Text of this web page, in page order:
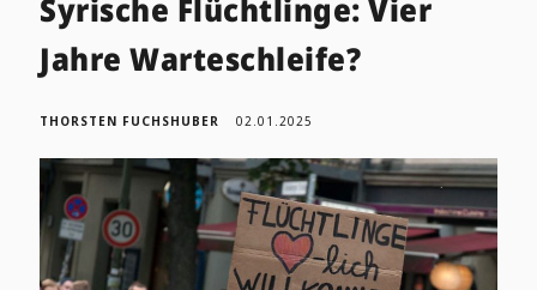
Syrische Flüchtlinge: Vier
Jahre Warteschleife?
THORSTEN FUCHSHUBER 02.01.2025